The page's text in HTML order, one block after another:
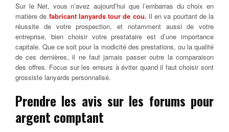
Sur le Net, vous n’avez aujourd’hui que l’embarras du choix en
matière de fabricant lanyards tour de cou. Il en va pourtant de la
réussite de votre prospection, et notamment aussi de votre
entreprise, bien choisir votre prestataire est d’une importance
capitale.Que ce soit pour la modicité des prestations, ou la qualité
de ces dernières, il ne faut jamais passer outre la comparaison
des offres. Focus sur les erreurs à éviter quand il faut choisir sont
grossiste lanyards personnalisé.
Prendre les avis sur les forums pour
argent comptant